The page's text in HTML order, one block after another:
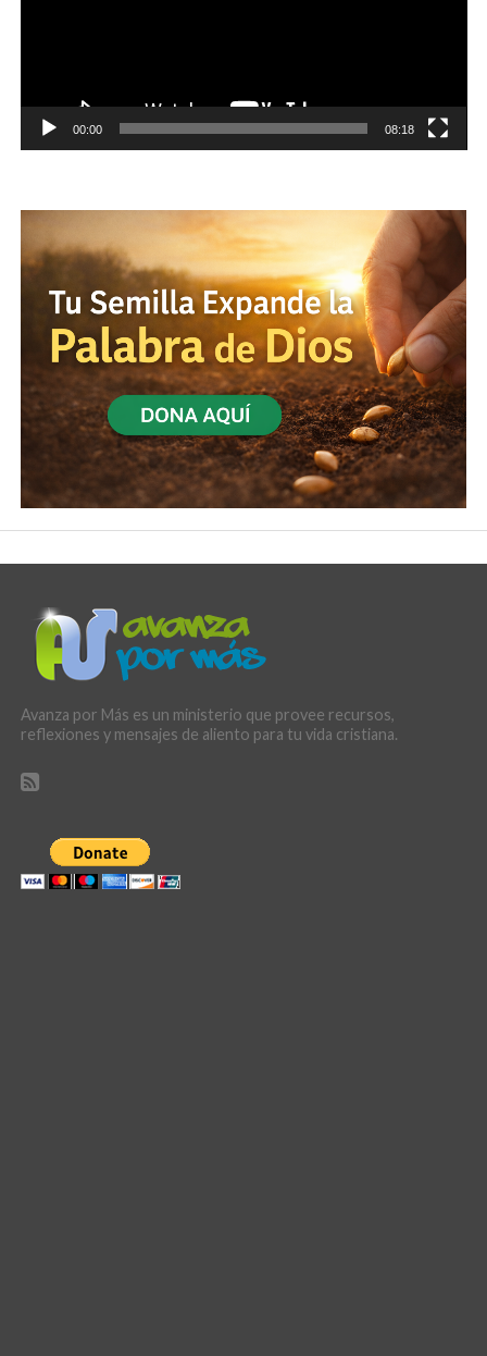
00:00 08:18
Avanza por Más es un ministerio que provee recursos,
reflexiones y mensajes de aliento para tu vida cristiana.